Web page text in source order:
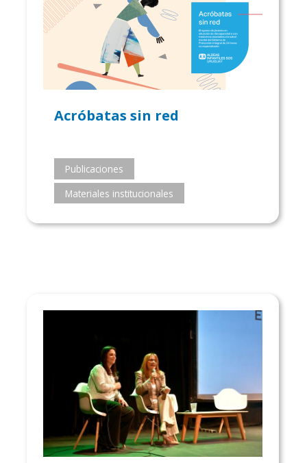
Acróbatas sin red
Publicaciones
Materiales institucionales